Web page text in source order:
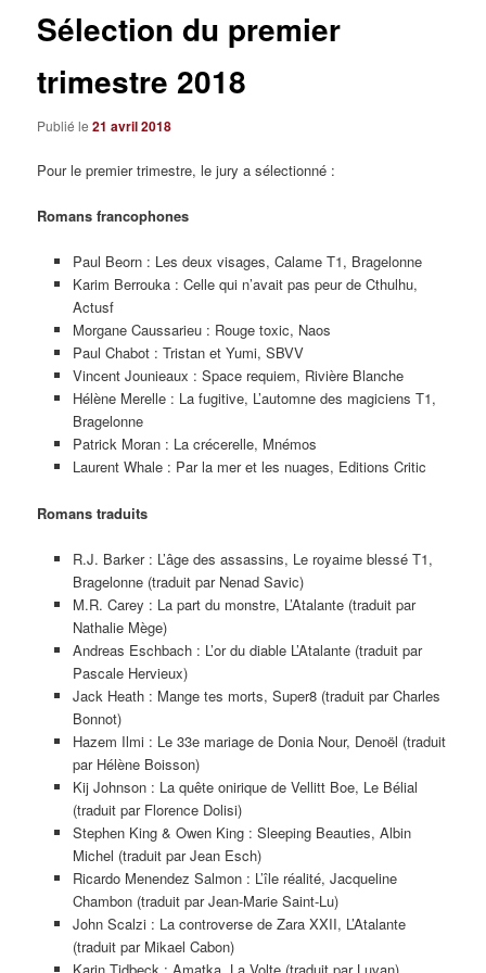
Sélection du premier
trimestre 2018
Publié le21 avril 2018
Pour le premier trimestre, le jury a sélectionné :
Romans francophones
Paul Beorn : Les deux visages, Calame T1, Bragelonne
Karim Berrouka : Celle qui n’avait pas peur de Cthulhu,
Actusf
Morgane Caussarieu : Rouge toxic, Naos
Paul Chabot : Tristan et Yumi, SBVV
Vincent Jounieaux : Space requiem, Rivière Blanche
Hélène Merelle : La fugitive, L’automne des magiciens T1,
Bragelonne
Patrick Moran : La crécerelle, Mnémos
Laurent Whale : Par la mer et les nuages, Editions Critic
Romans traduits
R.J. Barker : L’âge des assassins, Le royaime blessé T1,
Bragelonne (traduit par Nenad Savic)
M.R. Carey : La part du monstre, L’Atalante (traduit par
Nathalie Mège)
Andreas Eschbach : L’or du diable L’Atalante (traduit par
Pascale Hervieux)
Jack Heath : Mange tes morts, Super8 (traduit par Charles
Bonnot)
Hazem Ilmi : Le 33e mariage de Donia Nour, Denoël (traduit
par Hélène Boisson)
Kij Johnson : La quête onirique de Vellitt Boe, Le Bélial
(traduit par Florence Dolisi)
Stephen King & Owen King : Sleeping Beauties, Albin
Michel (traduit par Jean Esch)
Ricardo Menendez Salmon : L’île réalité, Jacqueline
Chambon (traduit par Jean-Marie Saint-Lu)
John Scalzi : La controverse de Zara XXII, L’Atalante
(traduit par Mikael Cabon)